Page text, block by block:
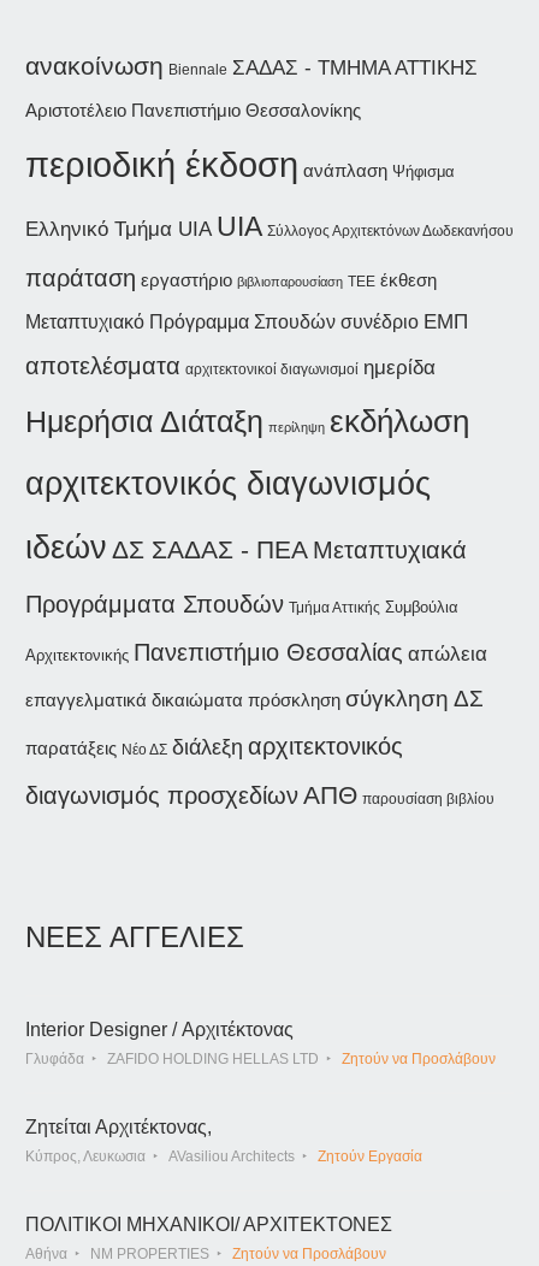
ανακοίνωση Biennale ΣΑΔΑΣ - ΤΜΗΜΑ ΑΤΤΙΚΗΣ
Αριστοτέλειο Πανεπιστήμιο Θεσσαλονίκης
περιοδική έκδοση ανάπλαση Ψήφισμα
Ελληνικό Τμήμα UIA UIA Σύλλογος Αρχιτεκτόνων Δωδεκανήσου
παράταση εργαστήριο βιβλιοπαρουσίαση ΤΕΕ έκθεση
Μεταπτυχιακό Πρόγραμμα Σπουδών συνέδριο ΕΜΠ
αποτελέσματα αρχιτεκτονικοί διαγωνισμοί ημερίδα
Ημερήσια Διάταξη περίληψη εκδήλωση
αρχιτεκτονικός διαγωνισμός
ιδεών ΔΣ ΣΑΔΑΣ - ΠΕΑ Μεταπτυχιακά
Προγράμματα Σπουδών Τμήμα Αττικής Συμβούλια
Αρχιτεκτονικής Πανεπιστήμιο Θεσσαλίας απώλεια
επαγγελματικά δικαιώματα πρόσκληση σύγκληση ΔΣ
παρατάξεις Νέο ΔΣ διάλεξη αρχιτεκτονικός
διαγωνισμός προσχεδίωνΑΠΘ παρουσίαση βιβλίου
ΝΕΕΣ ΑΓΓΕΛΙΕΣ
Interior Designer / Αρχιτέκτονας
Γλυφάδα ZAFIDO HOLDING HELLAS LTD Ζητούν να Προσλάβουν
Ζητείται Αρχιτέκτονας,
Κύπρος, Λευκωσια AVasiliou Architects Ζητούν Εργασία
ΠΟΛΙΤΙΚΟΙ ΜΗΧΑΝΙΚΟΙ/ ΑΡΧΙΤΕΚΤΟΝΕΣ
Αθήνα NM PROPERTIES Ζητούν να Προσλάβουν